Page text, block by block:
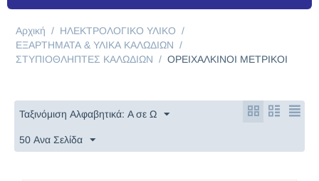
Αρχική / ΗΛΕΚΤΡΟΛΟΓΙΚΟ ΥΛΙΚΟ /
ΕΞΑΡΤΗΜΑΤΑ & ΥΛΙΚΑ ΚΑΛΩΔΙΩΝ /
ΣΤΥΠΙΟΘΛΗΠΤΕΣ ΚΑΛΩΔΙΩΝ / OΡΕΙΧΑΛΚΙΝΟΙ ΜΕΤΡΙΚΟΙ
Ταξινόμιση Αλφαβητικά: A σε Ω
50 Ανα Σελίδα